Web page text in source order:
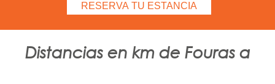
RESERVA TU ESTANCIA
Distancias en km de Fouras a